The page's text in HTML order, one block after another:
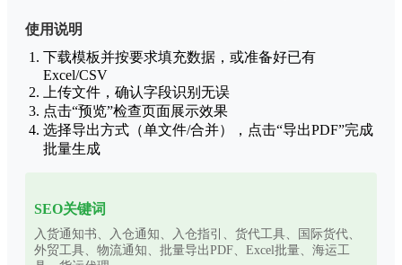
使用说明
下载模板并按要求填充数据，或准备好已有
Excel/CSV
上传文件，确认字段识别无误
点击“预览”检查页面展示效果
选择导出方式（单文件/合并），点击“导出PDF”完成
批量生成
SEO关键词
入货通知书、入仓通知、入仓指引、货代工具、国际货代、
外贸工具、物流通知、批量导出PDF、Excel批量、海运工